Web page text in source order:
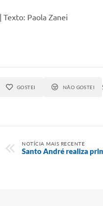
Texto: Paola Zanei
GOSTEI NÃO GOSTEI
NOTÍCIA MAIS RECENTE
Santo André realiza